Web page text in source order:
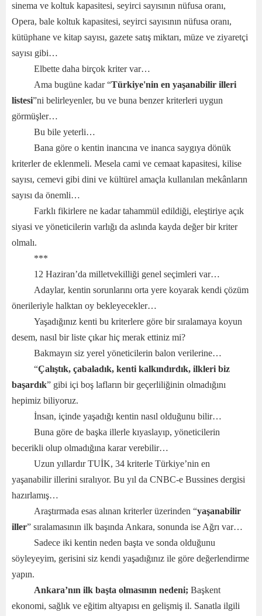
sinema ve koltuk kapasitesi, seyirci sayısının nüfusa oranı,
Opera, bale koltuk kapasitesi, seyirci sayısının nüfusa oranı,
kütüphane ve kitap sayısı, gazete satış miktarı, müze ve ziyaretçi
sayısı gibi…
Elbette daha birçok kriter var…
Ama bugüne kadar “Türkiye'nin en yaşanabilir illeri
listesi”ni belirleyenler, bu ve buna benzer kriterleri uygun
görmüşler…
Bu bile yeterli…
Bana göre o kentin inancına ve inanca saygıya dönük
kriterler de eklenmeli. Mesela cami ve cemaat kapasitesi, kilise
sayısı, cemevi gibi dini ve kültürel amaçla kullanılan mekânların
sayısı da önemli…
Farklı fikirlere ne kadar tahammül edildiği, eleştiriye açık
siyasi ve yöneticilerin varlığı da aslında kayda değer bir kriter
olmalı.
***
12 Haziran’da milletvekilliği genel seçimleri var…
Adaylar, kentin sorunlarını orta yere koyarak kendi çözüm
önerileriyle halktan oy bekleyecekler…
Yaşadığınız kenti bu kriterlere göre bir sıralamaya koyun
desem, nasıl bir liste çıkar hiç merak ettiniz mi?
Bakmayın siz yerel yöneticilerin balon verilerine…
“Çalıştık, çabaladık, kenti kalkındırdık, ilkleri biz
başardık” gibi içi boş lafların bir geçerliliğinin olmadığını
hepimiz biliyoruz.
İnsan, içinde yaşadığı kentin nasıl olduğunu bilir…
Buna göre de başka illerle kıyaslayıp, yöneticilerin
becerikli olup olmadığına karar verebilir…
Uzun yıllardır TUİK, 34 kriterle Türkiye’nin en
yaşanabilir illerini sıralıyor. Bu yıl da CNBC-e Bussines dergisi
hazırlamış…
Araştırmada esas alınan kriterler üzerinden “yaşanabilir
iller” sıralamasının ilk başında Ankara, sonunda ise Ağrı var…
Sadece iki kentin neden başta ve sonda olduğunu
söyleyeyim, gerisini siz kendi yaşadığınız ile göre değerlendirme
yapın.
Ankara’nın ilk başta olmasının nedeni; Başkent
ekonomi, sağlık ve eğitim altyapısı en gelişmiş il. Sanatla ilgili